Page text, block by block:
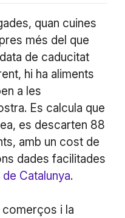
quan cuines
més del que
de caducitat
hi ha aliments
a les
Es calcula que
es descarten 88
amb un cost de
dades facilitades
Catalunya.
comerços i la